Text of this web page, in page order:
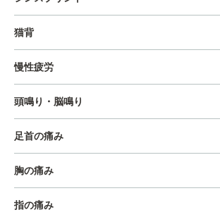
猫背
慢性疲労
頭鳴り・脳鳴り
足首の痛み
胸の痛み
指の痛み